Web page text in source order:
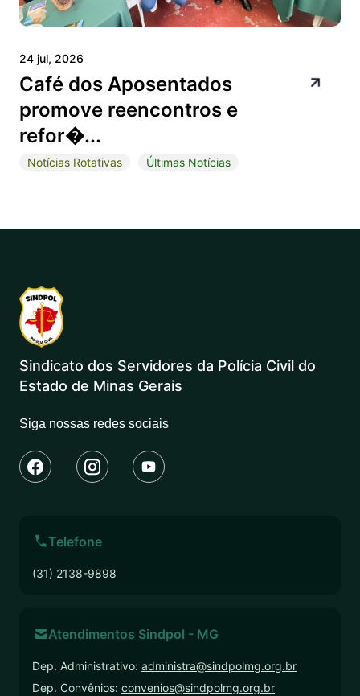
24 jul, 2026
Café dos Aposentados
promove reencontros e
refor�...
Notícias Rotativas Últimas Notícias
Sindicato dos Servidores da Polícia Civil do
Estado de Minas Gerais
Siga nossas redes sociais
Telefone
(31) 2138-9898
Atendimentos Sindpol - MG
Dep. Administrativo: administra@sindpolmg.org.br
Dep. Convênios: convenios@sindpolmg.org.br